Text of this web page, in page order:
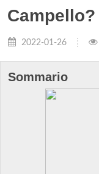
Campello?
2022-01-26
Sommario